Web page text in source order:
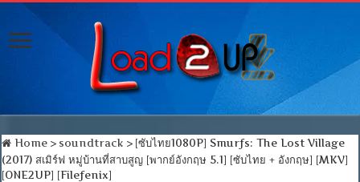
Home > soundtrack > [ซับไทย1080P] Smurfs: The Lost Village
(2017) สเมิร์ฟ หมู่บ้านที่สาบสูญ [พากย์อังกฤษ 5.1] [ซับไทย + อังกฤษ] [MKV]
[ONE2UP] [Filefenix]